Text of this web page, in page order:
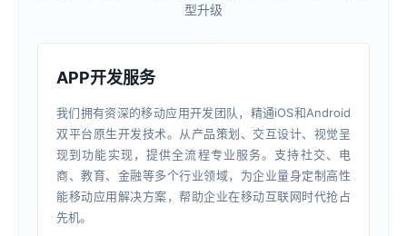
型升级
APP开发服务
我们拥有资深的移动应用开发团队，精通iOS和Android
双平台原生开发技术。从产品策划、交互设计、视觉呈
现到功能实现，提供全流程专业服务。支持社交、电
商、教育、金融等多个行业领域，为企业量身定制高性
能移动应用解决方案，帮助企业在移动互联网时代抢占
先机。